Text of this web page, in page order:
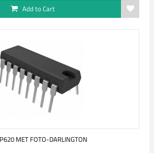
Add to Cart
MET FOTO-DARLINGTON